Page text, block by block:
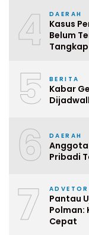
4 DAERAH
Kasus
Belum
5 BERITA
Kabar
6 DAERAH
Anggota
Pribadi
7
Pantau
Polman:
Cepat